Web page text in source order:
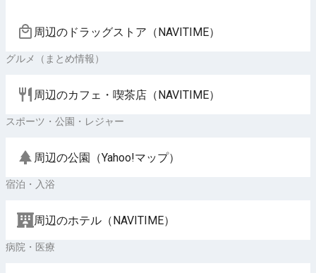
周辺のドラッグストア（NAVITIME）
グルメ（まとめ情報）
周辺のカフェ・喫茶店（NAVITIME）
スポーツ・公園・レジャー
周辺の公園（Yahoo!マップ）
宿泊・入浴
周辺のホテル（NAVITIME）
病院・医療